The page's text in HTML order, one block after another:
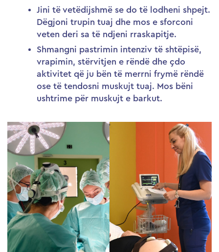
Jini të vetëdijshmë se do të lodheni shpejt.
Dëgjoni trupin tuaj dhe mos e sforconi
veten deri sa të ndjeni rraskapitje.
Shmangni pastrimin intenziv të shtëpisë,
vrapimin, stërvitjen e rëndë dhe çdo
aktivitet që ju bën të merrni frymë rëndë
ose të tendosni muskujt tuaj. Mos bëni
ushtrime për muskujt e barkut.